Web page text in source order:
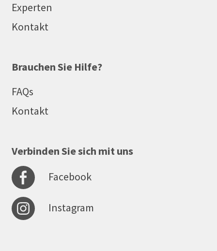
Experten
Kontakt
Brauchen Sie Hilfe?
FAQs
Kontakt
Verbinden Sie sich mit uns
Facebook
Instagram